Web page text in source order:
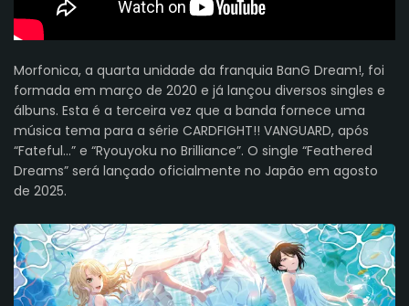
Morfonica, a quarta unidade da franquia BanG Dream!, foi
formada em março de 2020 e já lançou diversos singles e
álbuns. Esta é a terceira vez que a banda fornece uma
música tema para a série CARDFIGHT!! VANGUARD, após
“Fateful...” e “Ryouyoku no Brilliance”. O single “Feathered
Dreams” será lançado oficialmente no Japão em agosto
de 2025.